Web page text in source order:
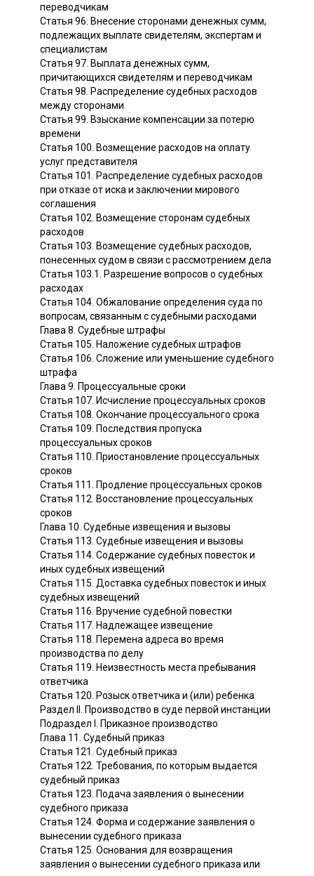
переводчикам
Статья 96. Внесение сторонами денежных сумм,
подлежащих выплате свидетелям, экспертам и
специалистам
Статья 97. Выплата денежных сумм,
причитающихся свидетелям и переводчикам
Статья 98. Распределение судебных расходов
между сторонами
Статья 99. Взыскание компенсации за потерю
времени
Статья 100. Возмещение расходов на оплату
услуг представителя
Статья 101. Распределение судебных расходов
при отказе от иска и заключении мирового
соглашения
Статья 102. Возмещение сторонам судебных
расходов
Статья 103. Возмещение судебных расходов,
понесенных судом в связи с рассмотрением дела
Статья 103.1. Разрешение вопросов о судебных
расходах
Статья 104. Обжалование определения суда по
вопросам, связанным с судебными расходами
Глава 8. Судебные штрафы
Статья 105. Наложение судебных штрафов
Статья 106. Сложение или уменьшение судебного
штрафа
Глава 9. Процессуальные сроки
Статья 107. Исчисление процессуальных сроков
Статья 108. Окончание процессуального срока
Статья 109. Последствия пропуска
процессуальных сроков
Статья 110. Приостановление процессуальных
сроков
Статья 111. Продление процессуальных сроков
Статья 112. Восстановление процессуальных
сроков
Глава 10. Судебные извещения и вызовы
Статья 113. Судебные извещения и вызовы
Статья 114. Содержание судебных повесток и
иных судебных извещений
Статья 115. Доставка судебных повесток и иных
судебных извещений
Статья 116. Вручение судебной повестки
Статья 117. Надлежащее извещение
Статья 118. Перемена адреса во время
производства по делу
Статья 119. Неизвестность места пребывания
ответчика
Статья 120. Розыск ответчика и (или) ребенка
Раздел II. Производство в суде первой инстанции
Подраздел I. Приказное производство
Глава 11. Судебный приказ
Статья 121. Судебный приказ
Статья 122. Требования, по которым выдается
судебный приказ
Статья 123. Подача заявления о вынесении
судебного приказа
Статья 124. Форма и содержание заявления о
вынесении судебного приказа
Статья 125. Основания для возвращения
заявления о вынесении судебного приказа или